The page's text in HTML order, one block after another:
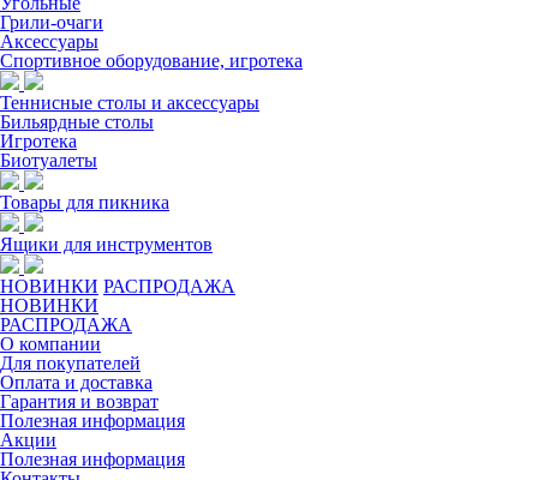
Грили-очаги
Аксессуары
Спортивное оборудование, игротека
Теннисные столы и аксессуары
Бильярдные столы
Игротека
Биотуалеты
Товары для пикника
Ящики для инструментов
НОВИНКИ РАСПРОДАЖА
НОВИНКИ
РАСПРОДАЖА
О компании
Для покупателей
Оплата и доставка
Гарантия и возврат
Полезная информация
Акции
Полезная информация